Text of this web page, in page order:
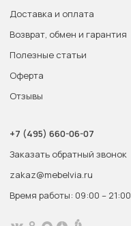
Доставка и оплата
Возврат, обмен и гарантия
Полезные статьи
Оферта
Отзывы
+7 (495) 660-06-07
Заказать обратный звонок
zakaz@mebelvia.ru
Время работы: 09:00 – 21:00